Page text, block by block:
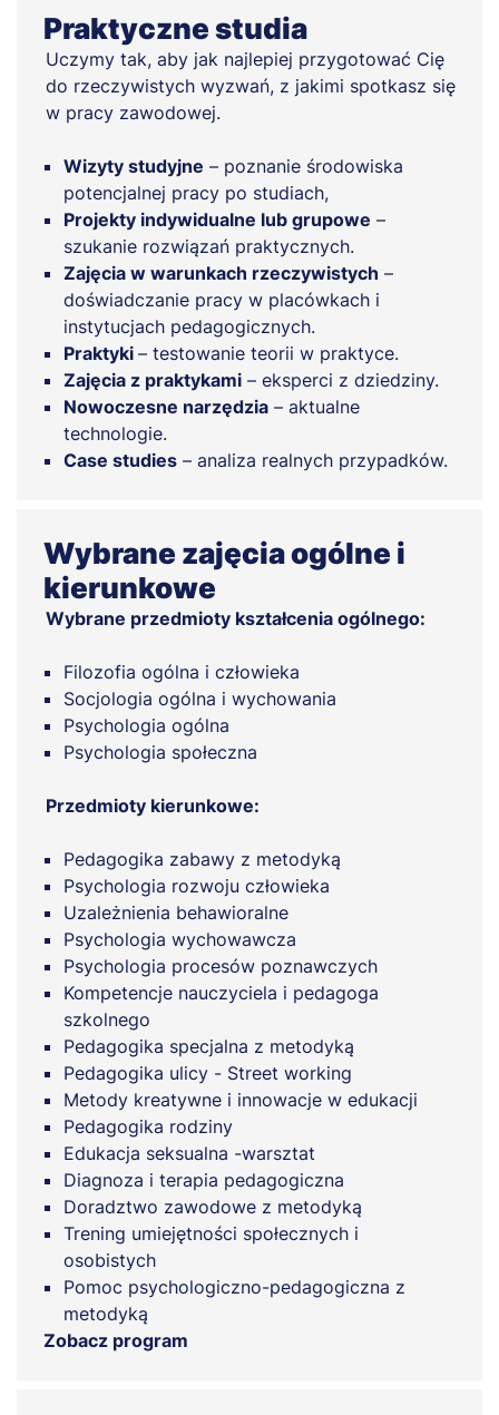
Praktyczne studia
Uczymy tak, aby jak najlepiej przygotować Cię
do rzeczywistych wyzwań, z jakimi spotkasz się
w pracy zawodowej.
Wizyty studyjne – poznanie środowiska
potencjalnej pracy po studiach,
Projekty indywidualne lub grupowe –
szukanie rozwiązań praktycznych.
Zajęcia w warunkach rzeczywistych –
doświadczanie pracy w placówkach i
instytucjach pedagogicznych.
Praktyki – testowanie teorii w praktyce.
Zajęcia z praktykami – eksperci z dziedziny.
Nowoczesne narzędzia – aktualne
technologie.
Case studies – analiza realnych przypadków.
Wybrane zajęcia ogólne i
kierunkowe
Wybrane przedmioty kształcenia ogólnego:
Filozofia ogólna i człowieka
Socjologia ogólna i wychowania
Psychologia ogólna
Psychologia społeczna
Przedmioty kierunkowe:
Pedagogika zabawy z metodyką
Psychologia rozwoju człowieka
Uzależnienia behawioralne
Psychologia wychowawcza
Psychologia procesów poznawczych
Kompetencje nauczyciela i pedagoga
szkolnego
Pedagogika specjalna z metodyką
Pedagogika ulicy - Street working
Metody kreatywne i innowacje w edukacji
Pedagogika rodziny
Edukacja seksualna -warsztat
Diagnoza i terapia pedagogiczna
Doradztwo zawodowe z metodyką
Trening umiejętności społecznych i
osobistych
Pomoc psychologiczno-pedagogiczna z
metodyką
Zobacz program